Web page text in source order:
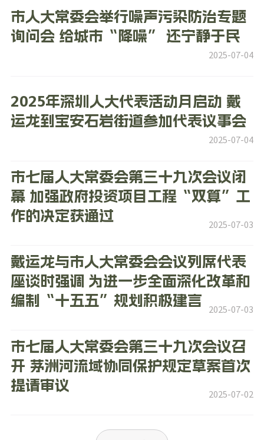
2025-07-04
市人大常委会举行噪声污染防治专题
询问会 给城市“降噪” 还宁静于民
2025-07-04
2025年深圳人大代表活动月启动 戴
运龙到宝安石岩街道参加代表议事会
2025-07-03
市七届人大常委会第三十九次会议闭
幕 加强政府投资项目工程“双算”工
作的决定获通过
2025-07-03
戴运龙与市人大常委会会议列席代表
座谈时强调 为进一步全面深化改革和
编制“十五五”规划积极建言
2025-07-02
市七届人大常委会第三十九次会议召
开 茅洲河流域协同保护规定草案首次
提请审议